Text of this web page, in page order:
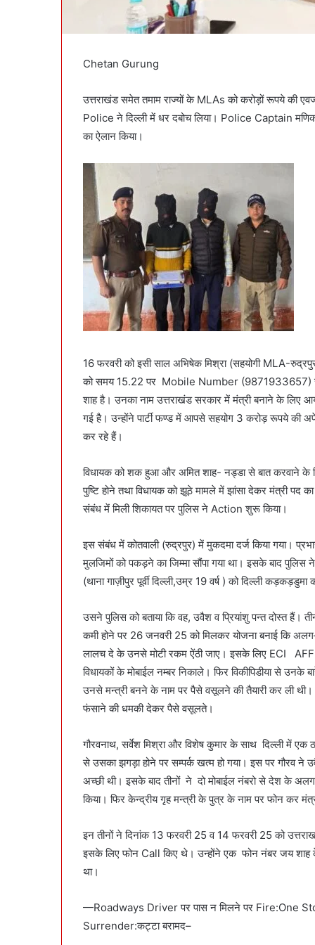
Chetan Gurung
उत्तराखंड समेत तमाम राज्यों के MLAs को करोड़ों रूपये की
Police ने दिल्ली में धर दबोच लिया। Police Captain
का ऐलान किया।
16 फरवरी को इसी साल अभिषेक मिश्रा (सहयोगी MLA-
को समय 15.22 पर Mobile Number (9871933657) से
शाह है। उनका नाम उत्तराखंड सरकार में मंत्री बनाने के
गई है। उन्होंने पार्टी फण्ड में आपसे सहयोग 3 करोड़ रूपये की
कर रहे हैं।
विधायक को शक हुआ और अमित शाह- नड्डा से बात करवाने
पुष्टि होने तथा विधायक को झूठे मामले में झांसा देकर मंत्री
संबंध में मिली शिकायत पर पुलिस ने Action शुरू किया।
इस संबंध में कोतवाली (रुद्रपुर) में मुकदमा दर्ज किया गया।
मुलजिमों को पकड़ने का जिम्मा सौंपा गया था। इसके बाद पुलिस
(थाना गाज़ीपुर पूर्वी दिल्ली,उम्र 19 वर्ष ) को दिल्ली कड़कड़डुमा
उसने पुलिस को बताया कि वह, उवैश व प्रियांशु पन्त दोस्त हैं।
कमी होने पर 26 जनवरी 25 को मिलकर योजना बनाई कि
लालच दे के उनसे मोटी रकम ऐंठी जाए। इसके लिए ECI
विधायकों के मोबाईल नम्बर निकाले। फिर विकीपिडीया से उनके
उनसे मन्त्री बनने के नाम पर पैसे वसूलने की तैयारी कर ली
फंसाने की धमकी देकर पैसे वसूलते।
गौरवनाथ, सर्वेश मिश्रा और विशेष कुमार के साथ दिल्ली में
से उसका झगड़ा होने पर सम्पर्क खत्म हो गया। इस पर गौरव
अच्छी थी। इसके बाद तीनों ने दो मोबाईल नंबरो से देश के
किया। फिर केन्द्रीय गृह मन्त्री के पुत्र के नाम पर फोन कर
इन तीनों ने दिनांक 13 फरवरी 25 व 14 फरवरी 25 को
इसके लिए फोन Call किए थे। उन्होंने एक फोन नंबर जय
था।
—Roadways Driver पर पास न मिलने पर Fire:One
Surrender:कट्टा बरामद–